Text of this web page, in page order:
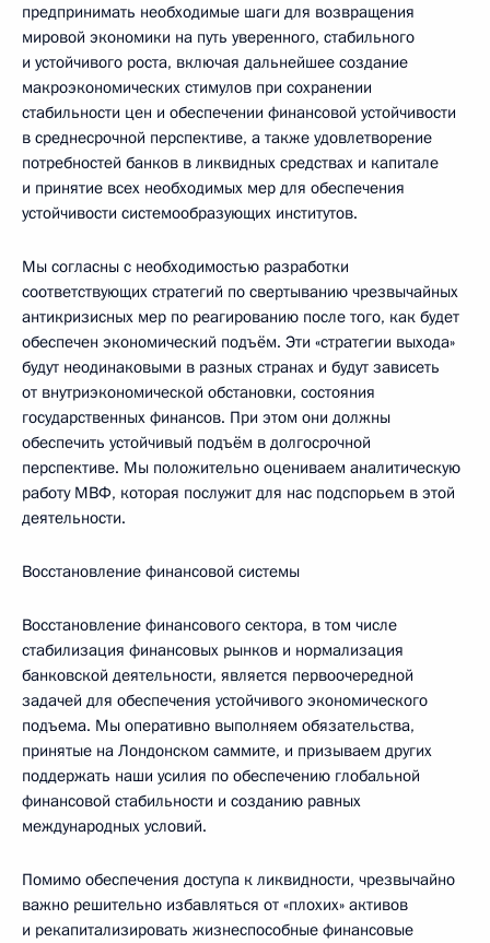
предпринимать необходимые шаги для возвращения
мировой экономики на путь уверенного, стабильного
и устойчивого роста, включая дальнейшее создание
макроэкономических стимулов при сохранении
стабильности цен и обеспечении финансовой устойчивости
в среднесрочной перспективе, а также удовлетворение
потребностей банков в ликвидных средствах и капитале
и принятие всех необходимых мер для обеспечения
устойчивости системообразующих институтов.
Мы согласны с необходимостью разработки
соответствующих стратегий по свертыванию чрезвычайных
антикризисных мер по реагированию после того, как будет
обеспечен экономический подъём. Эти «стратегии выхода»
будут неодинаковыми в разных странах и будут зависеть
от внутриэкономической обстановки, состояния
государственных финансов. При этом они должны
обеспечить устойчивый подъём в долгосрочной
перспективе. Мы положительно оцениваем аналитическую
работу МВФ, которая послужит для нас подспорьем в этой
деятельности.
Восстановление финансовой системы
Восстановление финансового сектора, в том числе
стабилизация финансовых рынков и нормализация
банковской деятельности, является первоочередной
задачей для обеспечения устойчивого экономического
подъема. Мы оперативно выполняем обязательства,
принятые на Лондонском саммите, и призываем других
поддержать наши усилия по обеспечению глобальной
финансовой стабильности и созданию равных
международных условий.
Помимо обеспечения доступа к ликвидности, чрезвычайно
важно решительно избавляться от «плохих» активов
и рекапитализировать жизнеспособные финансовые